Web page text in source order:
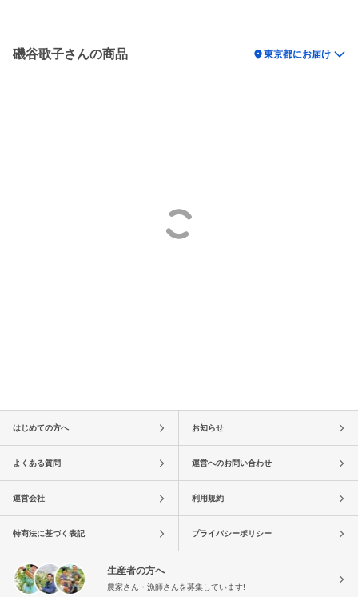
磯谷歌子さんの商品 location_on東京都にお届け
はじめての方へ お知らせ
よくある質問 運営へのお問い合わせ
運営会社 利用規約
特商法に基づく表記 プライバシーポリシー
生産者の方へ
農家さん・漁師さんを募集しています!